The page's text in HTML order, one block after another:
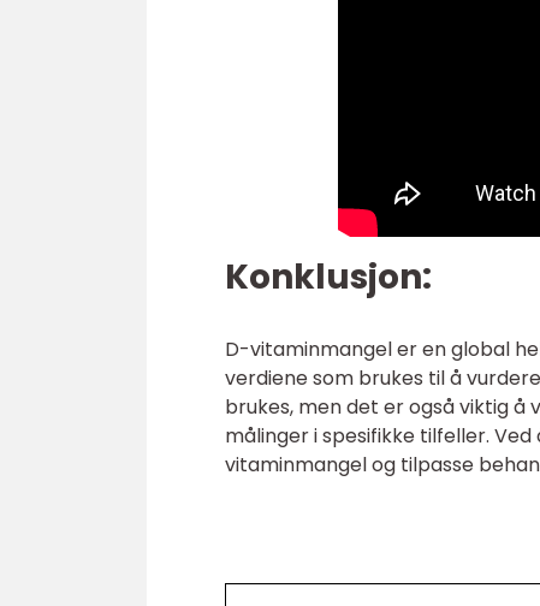
Konklusjon:
D-vitaminmangel er en global
verdiene som brukes til å
brukes, men det er også viktig å
målinger i spesifikke tilfeller.
vitaminmangel og tilpasse